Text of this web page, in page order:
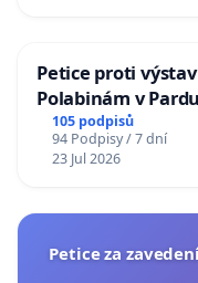
Petice proti
Polabinám v
105 podpisů
94 Podpisy / 7 dní
23 Jul 2026
Petice za